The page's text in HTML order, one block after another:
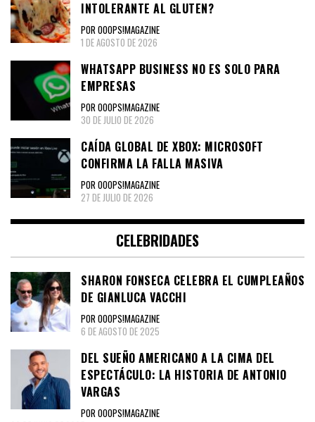
INTOLERANTE AL GLUTEN?
POR OOOPS!MAGAZINE
1 DE AGOSTO DE 2026
WHATSAPP BUSINESS NO ES SOLO PARA
EMPRESAS
POR OOOPS!MAGAZINE
30 DE JULIO DE 2026
CAÍDA GLOBAL DE XBOX: MICROSOFT
CONFIRMA LA FALLA MASIVA
POR OOOPS!MAGAZINE
27 DE JULIO DE 2026
CELEBRIDADES
SHARON FONSECA CELEBRA EL CUMPLEAÑOS
DE GIANLUCA VACCHI
POR OOOPS!MAGAZINE
6 DE AGOSTO DE 2025
DEL SUEÑO AMERICANO A LA CIMA DEL
ESPECTÁCULO: LA HISTORIA DE ANTONIO
VARGAS
POR OOOPS!MAGAZINE